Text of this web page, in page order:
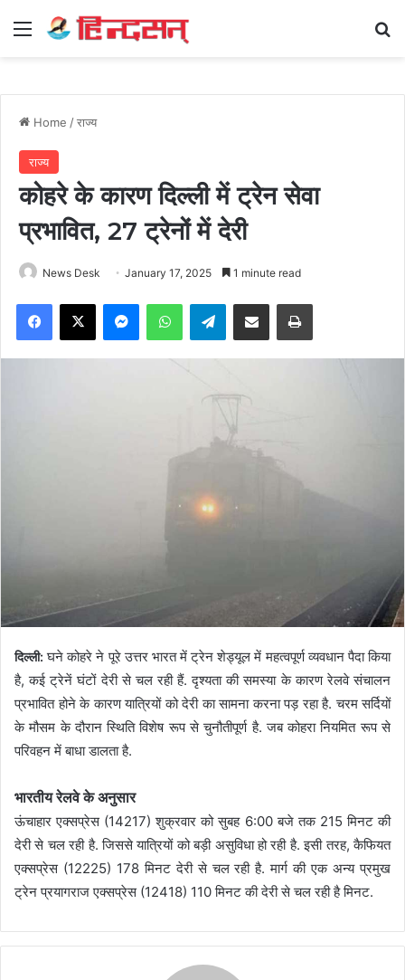
Menu
Home /राज्य
राज्य
कोहरे के कारण दिल्ली में ट्रेन सेवा
प्रभावित, 27 ट्रेनों में देरी
News Desk January 17, 2025 1 minute read
Facebook
X MessengerWhatsAppTelegramShare via Email Print
दिल्ली: घने कोहरे ने पूरे उत्तर भारत में ट्रेन शेड्यूल में महत्वपूर्ण व्यवधान पैदा किया
है, कई ट्रेनें घंटों देरी से चल रही हैं. दृश्यता की समस्या के कारण रेलवे संचालन
प्रभावित होने के कारण यात्रियों को देरी का सामना करना पड़ रहा है. चरम सर्दियों
के मौसम के दौरान स्थिति विशेष रूप से चुनौतीपूर्ण है. जब कोहरा नियमित रूप से
परिवहन में बाधा डालता है.
भारतीय रेलवे के अनुसार
ऊंचाहार एक्सप्रेस (14217) शुक्रवार को सुबह 6:00 बजे तक 215 मिनट की
देरी से चल रही है. जिससे यात्रियों को बड़ी असुविधा हो रही है. इसी तरह, कैफियत
एक्सप्रेस (12225) 178 मिनट देरी से चल रही है. मार्ग की एक अन्य प्रमुख
ट्रेन प्रयागराज एक्सप्रेस (12418) 110 मिनट की देरी से चल रही है मिनट.